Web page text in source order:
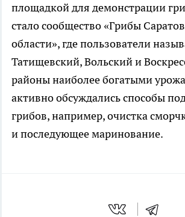
площадкой для демонстрации
стало сообщество «Грибы
области», где пользователи
Татищевский, Вольский и
районы наиболее богатыми
активно обсуждались способы
грибов, например, очистка
и последующее маринование.